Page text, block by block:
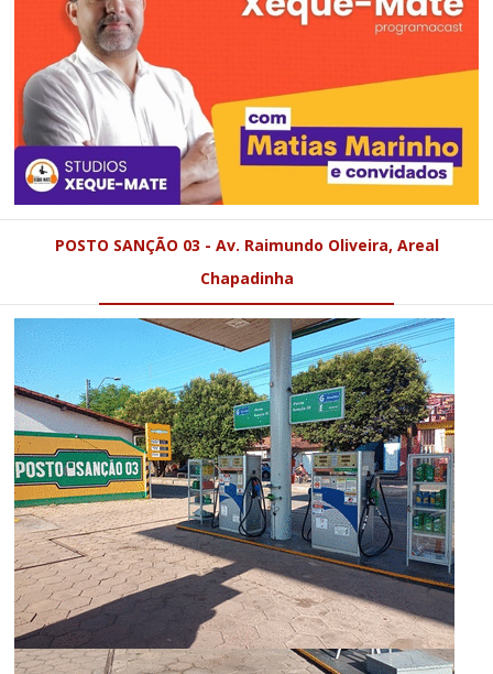
POSTO SANÇÃO 03 - Av. Raimundo Oliveira, Areal
Chapadinha